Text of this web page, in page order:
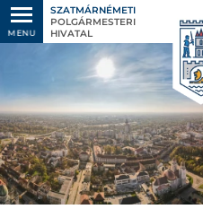
MENU
SZATMÁRNÉMETI
POLGÁRMESTERI
HIVATAL